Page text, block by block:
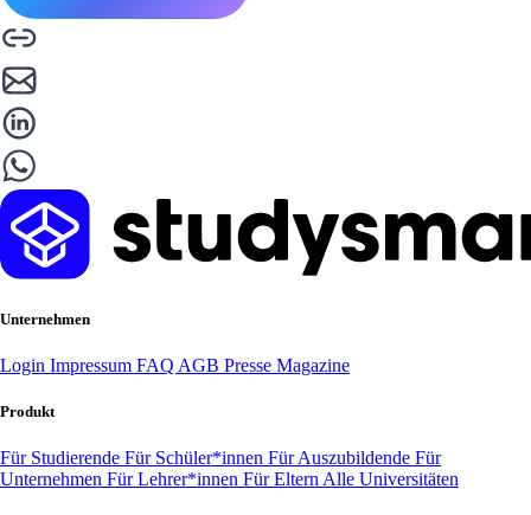
Unternehmen
Login Impressum FAQ AGB Presse Magazine
Produkt
Für Studierende Für Schüler*innen Für Auszubildende Für
Unternehmen Für Lehrer*innen Für Eltern Alle Universitäten